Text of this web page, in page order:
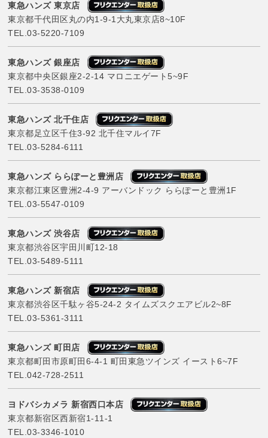
東急ハンズ 東京店
東京都千代田区丸の内1-9-1大丸東京店8~10F
TEL.03-5220-7109
東急ハンズ 銀座店
東京都中央区銀座2-2-14 マロニエゲート5~9F
TEL.03-3538-0109
東急ハンズ 北千住店
東京都足立区千住3-92 北千住マルイ7F
TEL.03-5284-6111
東急ハンズ ららぽーと豊洲店
東京都江東区豊洲2-4-9 アーバンドック ららぽーと豊洲1F
TEL.03-5547-0109
東急ハンズ 渋谷店
東京都渋谷区宇田川町12-18
TEL.03-5489-5111
東急ハンズ 新宿店
東京都渋谷区千駄ヶ谷5-24-2 タイムズスクエアビル2~8F
TEL.03-5361-3111
東急ハンズ 町田店
東京都町田市原町田6-4-1 町田東急ツインズ イースト6~7F
TEL.042-728-2511
ヨドバシカメラ 新宿西口本店
東京都新宿区西新宿1-11-1
TEL.03-3346-1010